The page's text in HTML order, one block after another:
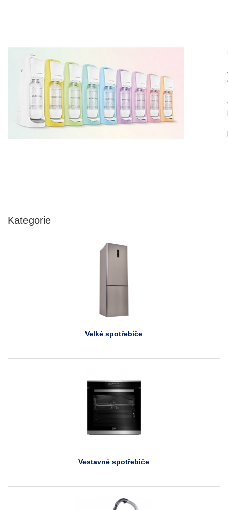
Kategorie
Velké spotřebiče
Vestavné spotřebiče